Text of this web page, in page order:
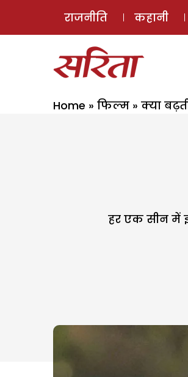
राजनीति कहानी
Home » फिल्म » क्या
हर एक सीन में